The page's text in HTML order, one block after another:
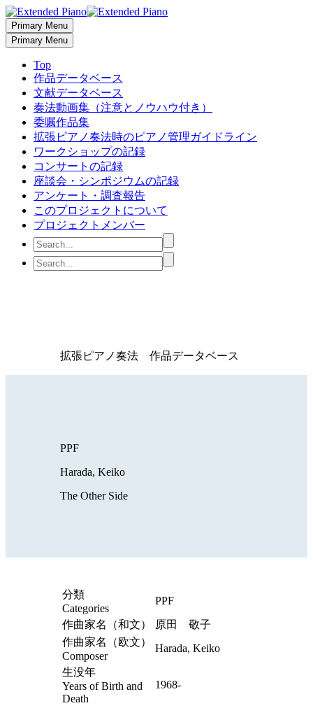
Primary Menu
Primary Menu
Top
作品データベース
文献データベース
奏法動画集（注意とノウハウ付き）
委嘱作品集
拡張ピアノ奏法時のピアノ管理ガイドライン
ワークショップの記録
コンサートの記録
座談会・シンポジウムの記録
アンケート・調査報告
このプロジェクトについて
プロジェクトメンバー
拡張ピアノ奏法 作品データベース
PPF
Harada, Keiko
The Other Side
分類
Categories
PPF
作曲家名（和文）
原田 敬子
作曲家名（欧文）
Composer
Harada, Keiko
生没年
Years of Birth and
Death
1968-